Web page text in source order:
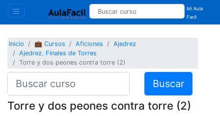
Mi Aula
Facil
Inicio 💼 Cursos Aficiones
Ajedrez
Ajedrez. Finales de Torres
Torre y dos peones contra torre (2)
Buscar
Torre y dos peones contra torre (2)